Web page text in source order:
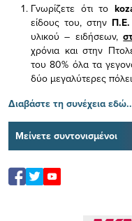
Γνωρίζετε ότι το
είδους του, στην
υλικού – ειδήσεων,
χρόνια και στην
του 80% όλα τα
δύο μεγαλύτερες
Διαβάστε τη συνέχεια
Μείνετε συντονισμένοι